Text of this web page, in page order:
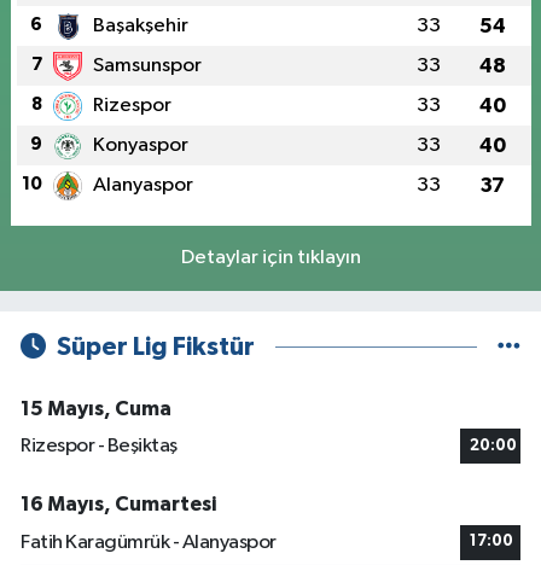
6 Başakşehir 33 54
7 Samsunspor 33 48
8 Rizespor 33 40
9 Konyaspor 33 40
10 Alanyaspor 33 37
Detaylar için tıklayın
Süper Lig Fikstür
15 Mayıs, Cuma
Rizespor - Beşiktaş
20:00
16 Mayıs, Cumartesi
Fatih Karagümrük - Alanyaspor
17:00